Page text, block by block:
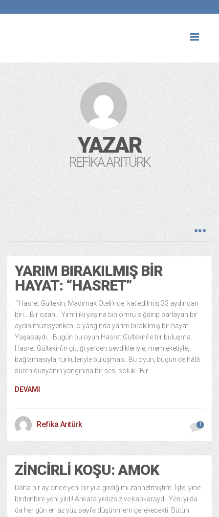
YAZAR
REFIKA ARITÜRK
YARIM BIRAKILMIŞ BIR
HAYAT: “HASRET”
“Hasret Gültekin, Madımak Oteli’nde katledilmiş 33 aydından
biri… Bir ozan… Yirmi iki yaşına bin ömrü sığdırıp parlayan bir
aydın müzisyenken, o yangında yarım bırakılmış bir hayat.
Yaşasaydı… Bugün bu oyun Hasret Gültekin’le bir buluşma.
Hasret Gültekin’in gittiği yerden sevdikleriyle, memleketiyle,
bağlamasıyla, türküleriyle buluşması. Bu oyun, bugün de hâlâ
süren dünyanın yangınına bir ses, soluk. ‘Bir
DEVAMI
Refika Arıtürk 1
ZINCIRLI KOŞU: AMOK
Daha bir ay önce yeni bir yıla girdiğimi zannetmiştim. İşte, yine
birdenbire yeni yıldı! Ankara yıldızsız ve kapkaraydı. Yeni yılda
da her gün en az yüz sayfa düşünmem gerekecekti. Bütün